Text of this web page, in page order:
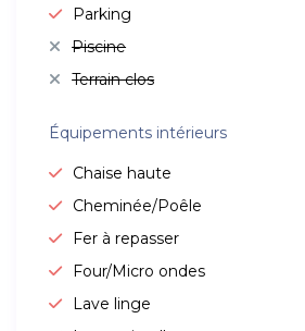
Parking
Piscine
Terrain clos
Équipements intérieurs
Chaise haute
Cheminée/Poêle
Fer à repasser
Four/Micro ondes
Lave linge